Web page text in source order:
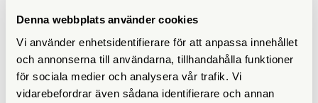
Denna webbplats använder cookies
Vi använder enhetsidentifierare för att anpassa innehållet
och annonserna till användarna, tillhandahålla funktioner
för sociala medier och analysera vår trafik. Vi
vidarebefordrar även sådana identifierare och annan
16.160 SEK
LÄS MER
KÖP
15.560 SEK
LÄS MER
KÖP